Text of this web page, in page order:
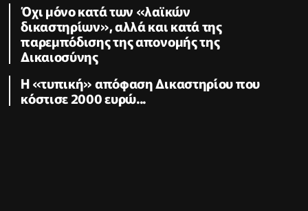
Όχι μόνο κατά των «λαϊκών
δικαστηρίων», αλλά και κατά της
παρεμπόδισης της απονομής της
Δικαιοσύνης
Η «τυπική» απόφαση Δικαστηρίου που
κόστισε 2000 ευρώ...